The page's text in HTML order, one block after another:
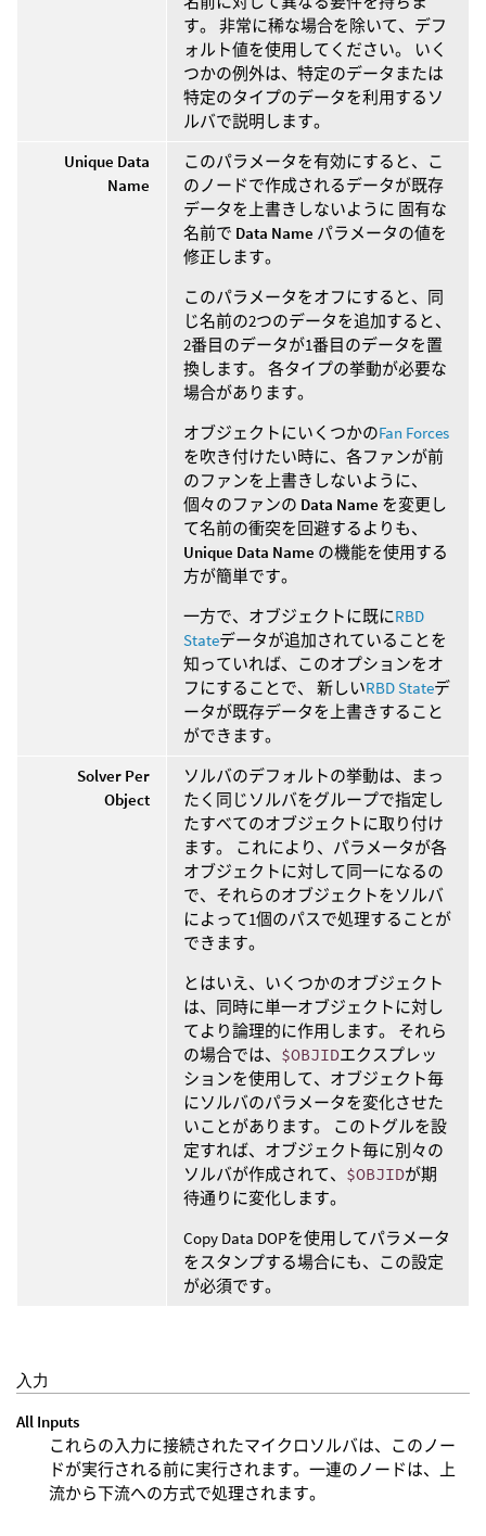
す。 非常に稀な場合を除いて、デフ
ォルト値を使用してください。 いく
つかの例外は、特定のデータまたは
特定のタイプのデータを利用するソ
ルバで説明します。
Unique Data
Name
このパラメータを有効にすると、こ
のノードで作成されるデータが既存
データを上書きしないように 固有な
名前で Data Name パラメータの値を
修正します。
このパラメータをオフにすると、同
じ名前の2つのデータを追加すると、
2番目のデータが1番目のデータを置
換します。 各タイプの挙動が必要な
場合があります。
オブジェクトにいくつかのFan Forces
を吹き付けたい時に、各ファンが前
のファンを上書きしないように、
個々のファンの Data Name を変更し
て名前の衝突を回避するよりも、
Unique Data Name の機能を使用する
方が簡単です。
一方で、オブジェクトに既にRBD
Stateデータが追加されていることを
知っていれば、このオプションをオ
フにすることで、 新しいRBD Stateデ
ータが既存データを上書きすること
ができます。
Solver Per
Object
ソルバのデフォルトの挙動は、まっ
たく同じソルバをグループで指定し
たすべてのオブジェクトに取り付け
ます。 これにより、パラメータが各
オブジェクトに対して同一になるの
で、それらのオブジェクトをソルバ
によって1個のパスで処理することが
できます。
とはいえ、いくつかのオブジェクト
は、同時に単一オブジェクトに対し
てより論理的に作用します。 それら
の場合では、 $OBJIDエクスプレッ
ションを使用して、オブジェクト毎
にソルバのパラメータを変化させた
いことがあります。 このトグルを設
定すれば、オブジェクト毎に別々の
ソルバが作成されて、 $OBJIDが期
待通りに変化します。
Copy Data DOPを使用してパラメータ
をスタンプする場合にも、この設定
が必須です。
入力
All Inputs
これらの入力に接続されたマイクロソルバは、このノー
ドが実行される前に実行されます。一連のノードは、上
流から下流への方式で処理されます。